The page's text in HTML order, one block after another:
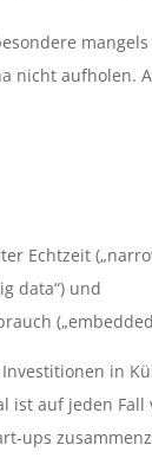
nicht
Echtzeit
data“) und
(„embedded
in
ist auf jeden
ups